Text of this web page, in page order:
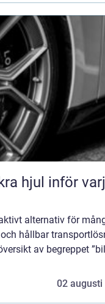
alternativ för
hållbar
av begreppet
02 augusti